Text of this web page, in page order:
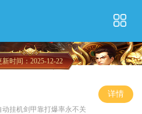
新时间：2025-12-22
动挂机剑甲靠打爆率永不关
详情